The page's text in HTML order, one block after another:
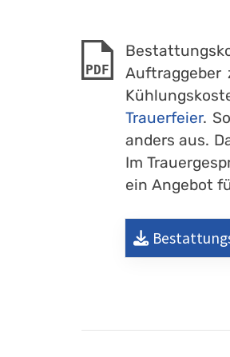
PDF
Auftraggeber
Trauerfeier.
anders aus.
Im
ein Angebot